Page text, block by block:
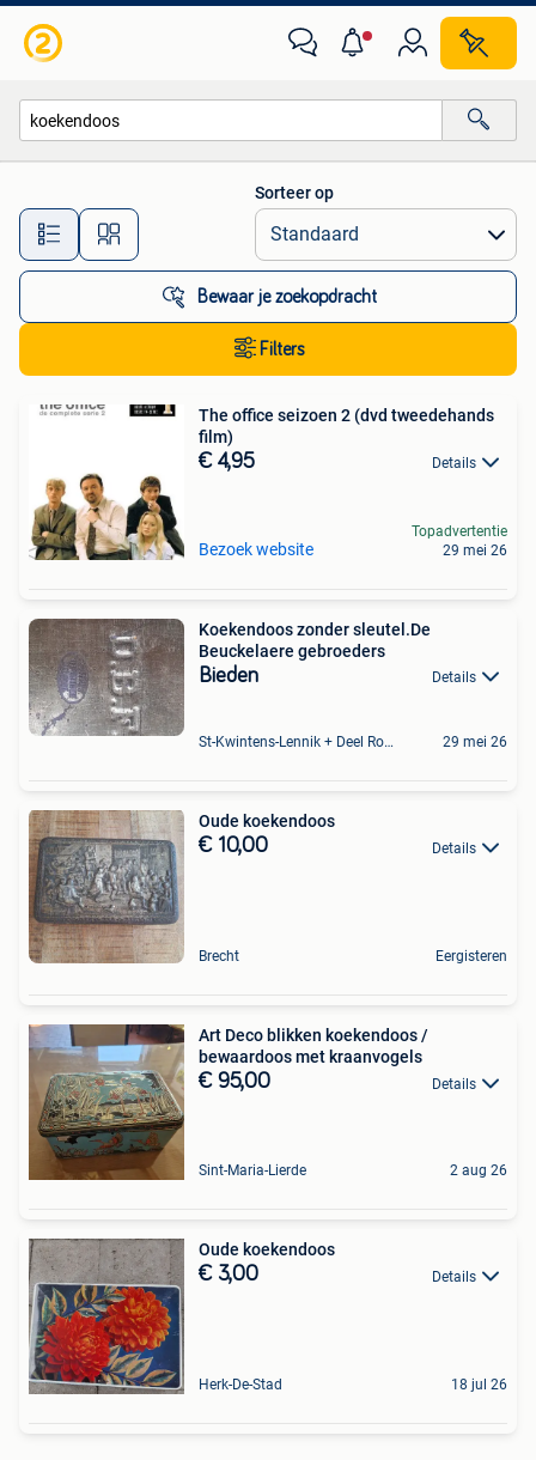
Alle afstanden…
Sorteer op
Bewaar je zoekopdracht
Filters
The office seizoen 2 (dvd tweedehands
film)
€ 4,95 Details
Bezoek website
Topadvertentie
29 mei 26
Koekendoos zonder sleutel.De
Beuckelaere gebroeders
Bieden Details
St-Kwintens-Lennik + Deel Roosdaal 29 mei 26
Oude koekendoos
€ 10,00 Details
Brecht Eergisteren
Art Deco blikken koekendoos /
bewaardoos met kraanvogels
€ 95,00 Details
Sint-Maria-Lierde 2 aug 26
Oude koekendoos
€ 3,00 Details
Herk-De-Stad 18 jul 26